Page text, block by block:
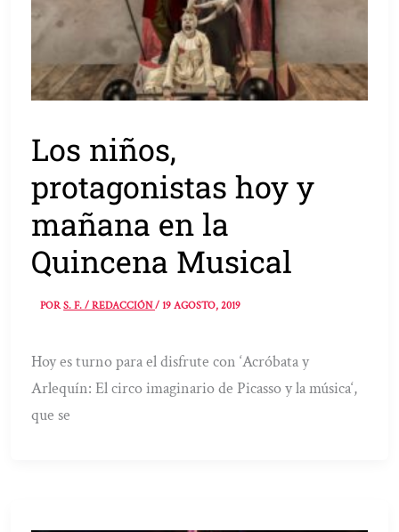
Los niños,
protagonistas hoy y
mañana en la
Quincena Musical
PORS. F. / REDACCIÓN/19 AGOSTO, 2019
Hoy es turno para el disfrute con ‘Acróbata y
Arlequín: El circo imaginario de Picasso y la música‘,
que se